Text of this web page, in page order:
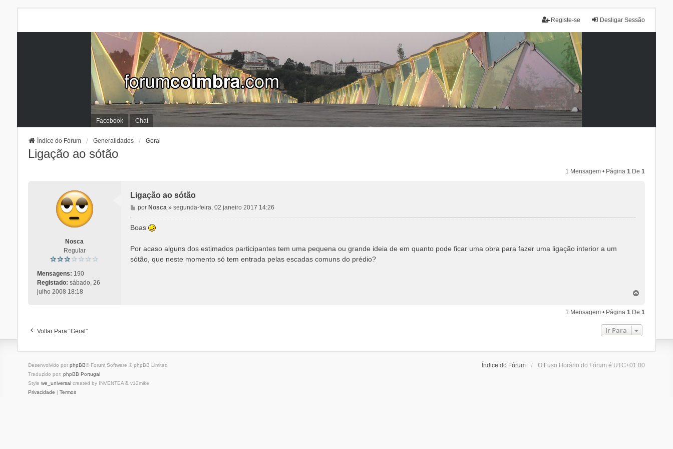
Desligar Sessão
Registe-se
Facebook Chat
Índice do Fórum Generalidades Geral
Ligação ao sótão
1 Mensagem • Página1 De1
Nosca
Regular
Mensagens: 190
Registado: sábado, 26
julho 2008 18:18
Ligação ao sótão
M
e
g
e
porNosca »segunda-feira, 02 janeiro 2017 14:26
Boas
Por acaso alguns dos estimados participantes tem uma pequena ou grande ideia de em quanto pode ficar uma obra para fazer uma ligação interior a um
sótão, que neste momento só tem entrada pelas escadas comuns do prédio?
p
o
1 Mensagem • Página1 De1
Voltar Para “Geral” Ir Para
Índice do Fórum O Fuso Horário do Fórum é UTC+01:00
Desenvolvido por phpBB® Forum Software © phpBB Limited
Traduzido por: phpBB Portugal
Style we_universalcreated by INVENTEA & v12mike
Privacidade | Termos